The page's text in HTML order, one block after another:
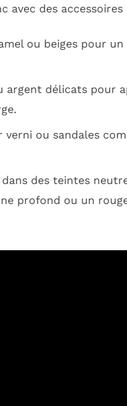
avec des accessoires
ou beiges pour un
argent délicats pour
ou sandales
des teintes
profond ou un